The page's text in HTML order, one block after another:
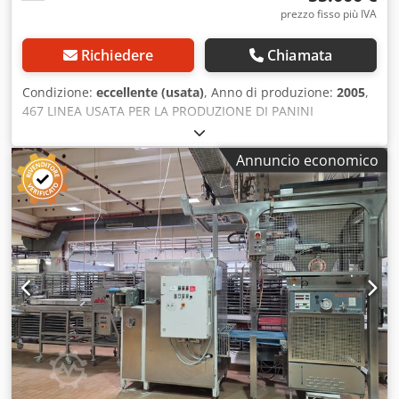
prezzo fisso più IVA
Richiedere Chiamata
Condizione: eccellente (usata), Anno di produzione: 2005,
467 LINEA USATA PER LA PRODUZIONE DI PANINI
FORTUNA. CARATTERISTICHE TECNICHE: Crsdpfx Afezragrj
Eef - anno di produzione: 2005 - alimentazione: 400V 50Hz
- peso: fino a 110g - capacità produttiva: circa 250 kg/h -
capacità tramoggia: 12 kg - tipi di pane: panini allungati,
panini a spirale, panini di Poznań, panini rotondi, panini
allungati, panini tagliati Il prezzo indicato è un prezzo
netto. Sono disponibili le seguenti opzioni a pagamento:
trasporto della macchina. PARLIAMO INGLESE, TEDESCO,
FRANCESE, RUSSO E UCRAINO.
Annuncio economico